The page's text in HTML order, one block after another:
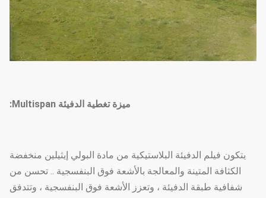
الركيزة الرئيسية
114 مم ، 50 × 70 مم ، 60 × 80
مم
50 × 100 ملم ، 80 × 80 ملم ، 100
× 100 ملم
مؤسسة قاعدة خرسانية نقطة
ميزة تغطية الدفيئة Multispan:
يتكون فيلم الدفيئة البلاستيكية من مادة البولي إيثيلين منخفضة
الكثافة المتينة والمعالجة بالأشعة فوق البنفسجية .. تحسن من
شفافية طبقة الدفيئة ، وتعزز الأشعة فوق البنفسجية ، وتتدفق